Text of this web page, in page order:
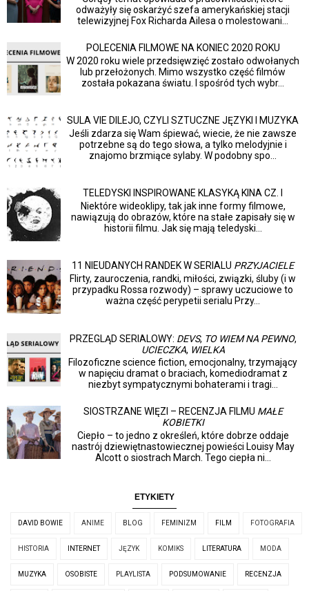
odważyły się oskarżyć szefa amerykańskiej stacji
telewizyjnej Fox Richarda Ailesa o molestowani...
POLECENIA FILMOWE NA KONIEC 2020 ROKU
W 2020 roku wiele przedsięwzięć zostało odwołanych
lub przełożonych. Mimo wszystko część filmów
została pokazana światu. I spośród tych wybr...
SULA VIE DILEJO, CZYLI SZTUCZNE JĘZYKI I MUZYKA
Jeśli zdarza się Wam śpiewać, wiecie, że nie zawsze
potrzebne są do tego słowa, a tylko melodyjnie i
znajomo brzmiące sylaby. W podobny spo...
TELEDYSKI INSPIROWANE KLASYKĄ KINA CZ. I
Niektóre wideoklipy, tak jak inne formy filmowe,
nawiązują do obrazów, które na stałe zapisały się w
historii filmu. Jak się mają teledyski...
11 NIEUDANYCH RANDEK W SERIALU PRZYJACIELE
Flirty, zauroczenia, randki, miłości, związki, śluby (i w
przypadku Rossa rozwody) – sprawy uczuciowe to
ważna część perypetii serialu Przy...
PRZEGLĄD SERIALOWY: DEVS, TO WIEM NA PEWNO,
UCIECZKA, WIELKA
Filozoficzne science fiction, emocjonalny, trzymający
w napięciu dramat o braciach, komediodramat z
niezbyt sympatycznymi bohaterami i tragi...
SIOSTRZANE WIĘZI – RECENZJA FILMU MAŁE
KOBIETKI
Ciepło – to jedno z określeń, które dobrze oddaje
nastrój dziewiętnastowiecznej powieści Louisy May
Alcott o siostrach March. Tego ciepła ni...
ETYKIETY
DAVID BOWIE ANIME BLOG FEMINIZM FILM FOTOGRAFIA
HISTORIA INTERNET JĘZYK KOMIKS LITERATURA MODA
MUZYKA OSOBISTE PLAYLISTA PODSUMOWANIE RECENZJA